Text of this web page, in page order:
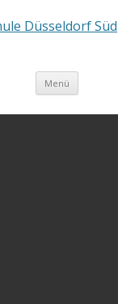
Menü Springe
zum